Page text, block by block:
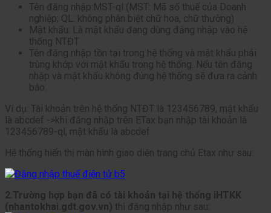
Tên đăng nhập:MST-ql (MST: Mã số thuế của Doanh
nghiệp; QL: không phân biệt chữ hoa, chữ thường)
Mật khẩu: Là mật khẩu đang dùng đăng nhập vào hệ
thống NTĐT
Tên đăng nhập tồn tại trong hệ thống và mật khẩu phải
trùng khớp với mật khẩu trong hệ thống. Nếu tên đăng
nhập và mật khẩu không đúng hệ thống sẽ đưa ra cảnh
báo.
Ví dụ: Tài khoản trên hệ thống NTĐT là 123456789, mật khẩu
là abcdef ->khi đăng nhập trên ETax bạn nhập tài khoản là
123456789-ql, mật khẩu là abcdef
Hệ thống hiển thị màn hình giao diện trang chủ Etax như sau:
2.Trường hợp bạn đã có tài khoản tại hệ thống iHTKK
(nhantokhai.gdt.gov.vn) thì đăng nhập như sau: